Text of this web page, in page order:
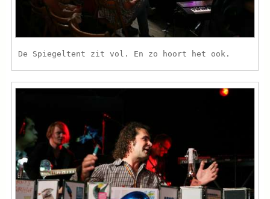
De Spiegeltent zit vol. En zo hoort het ook.